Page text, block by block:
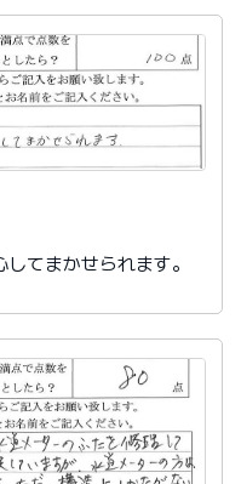
てまかせられます。